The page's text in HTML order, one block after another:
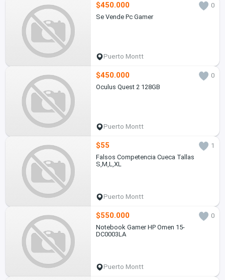
$450.000
0
Se Vende Pc Gamer
Puerto Montt
$450.000
0
Oculus Quest 2 128GB
Puerto Montt
$55
1
Falsos Competencia Cueca Tallas
S,M,L,XL
Puerto Montt
$550.000
0
Notebook Gamer HP Omen 15-
DC0003LA
Puerto Montt